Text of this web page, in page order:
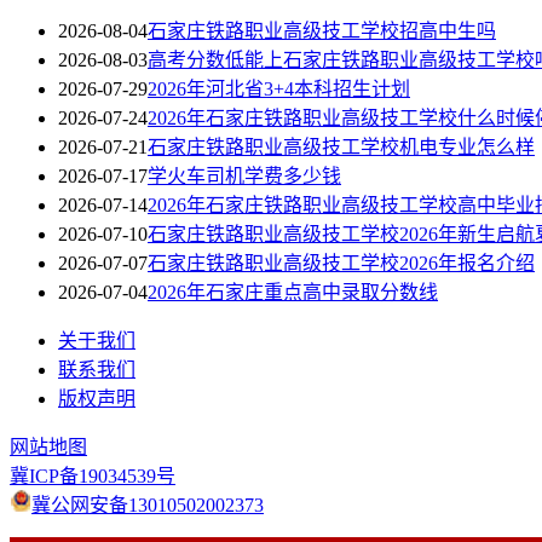
2026-08-04石家庄铁路职业高级技工学校招高中生吗
2026-08-03高考分数低能上石家庄铁路职业高级技工学校
2026-07-292026年河北省3+4本科招生计划
2026-07-242026年石家庄铁路职业高级技工学校什么时候
2026-07-21石家庄铁路职业高级技工学校机电专业怎么样
2026-07-17学火车司机学费多少钱
2026-07-142026年石家庄铁路职业高级技工学校高中毕业
2026-07-10石家庄铁路职业高级技工学校2026年新生启航
2026-07-07石家庄铁路职业高级技工学校2026年报名介绍
2026-07-042026年石家庄重点高中录取分数线
关于我们
联系我们
版权声明
网站地图
冀ICP备19034539号
冀公网安备13010502002373